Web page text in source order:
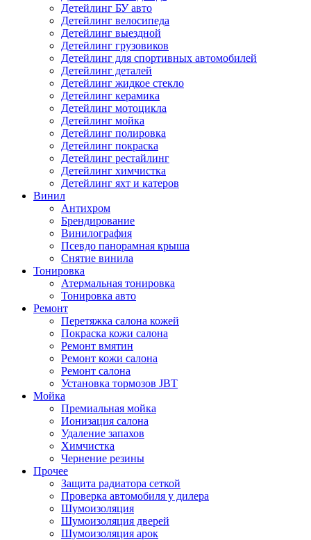
Детейлинг БУ авто
Детейлинг велосипеда
Детейлинг выездной
Детейлинг грузовиков
Детейлинг для спортивных автомобилей
Детейлинг деталей
Детейлинг жидкое стекло
Детейлинг керамика
Детейлинг мотоцикла
Детейлинг мойка
Детейлинг полировка
Детейлинг покраска
Детейлинг рестайлинг
Детейлинг химчистка
Детейлинг яхт и катеров
Винил
Антихром
Брендирование
Винилография
Псевдо панорамная крыша
Снятие винила
Тонировка
Атермальная тонировка
Тонировка авто
Ремонт
Перетяжка салона кожей
Покраска кожи салона
Ремонт вмятин
Ремонт кожи салона
Ремонт салона
Установка тормозов JBT
Мойка
Премиальная мойка
Ионизация салона
Удаление запахов
Химчистка
Чернение резины
Прочее
Защита радиатора сеткой
Проверка автомобиля у дилера
Шумоизоляция
Шумоизоляция дверей
Шумоизоляция арок